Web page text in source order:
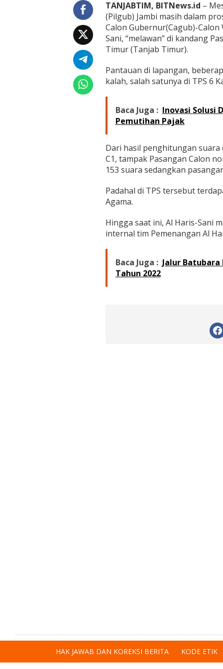
a
w
a
n
"
TANJABTIM, BITNews.id –
(Pilgub) Jambi masih dalam
Calon Gubernur(Cagub)-
Sani, “melawan” di kandang
Timur (Tanjab Timur).
Pantauan di lapangan,
kalah, salah satunya di TPS 6
Baca Juga : Inovasi Solusi
Pemutihan Pajak
Dari hasil penghitungan suara
C1, tampak Pasangan Calon
153 suara sedangkan
Padahal di TPS tersebut
Agama.
Hingga saat ini, Al Haris-Sani
internal tim Pemenangan Al
Baca Juga : Jalur
Tahun 2022
HAK JAWAB DAN KOREKSI BERITA KODE ETIK